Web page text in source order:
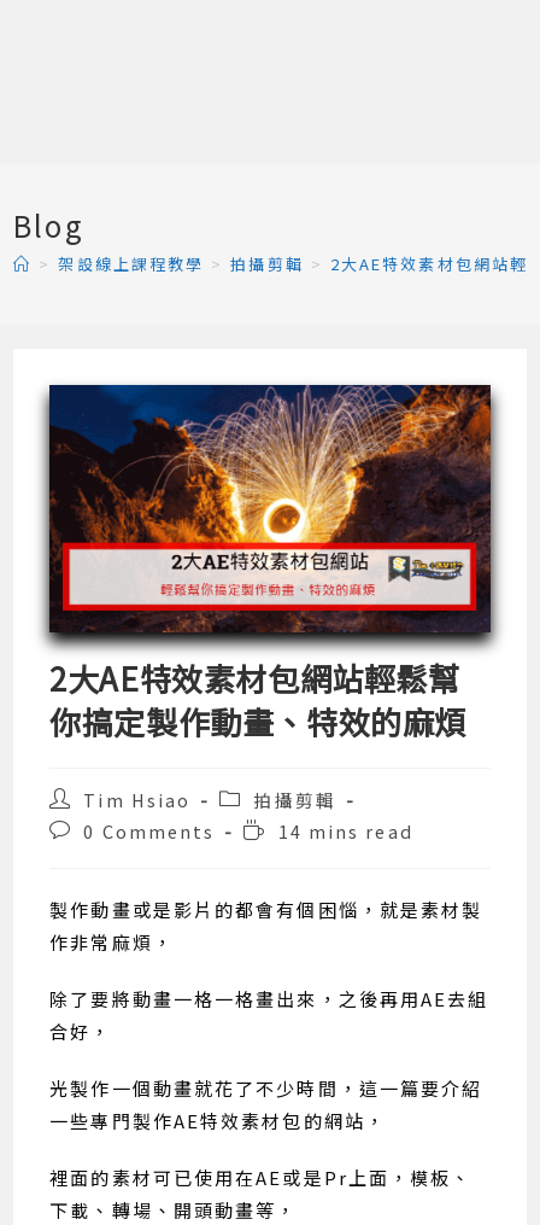
Blog
> 架設線上課程教學 > 拍攝剪輯 > 2大AE特效素材包網站輕
2大AE特效素材包網站輕鬆幫
你搞定製作動畫、特效的麻煩
Post
author:
Tim Hsiao
Post
category:
拍攝剪輯
Post0 Comments
Reading
14 mins read
製作動畫或是影片的都會有個困惱，就是素材製
作非常麻煩，
除了要將動畫一格一格畫出來，之後再用AE去組
合好，
光製作一個動畫就花了不少時間，這一篇要介紹
一些專門製作AE特效素材包的網站，
裡面的素材可已使用在AE或是Pr上面，模板、
下載、轉場、開頭動畫等，